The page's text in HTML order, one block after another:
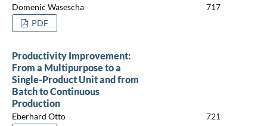
Domenic Wasescha
717
PDF
Productivity Improvement:
From a Multipurpose to a
Single-Product Unit and from
Batch to Continuous
Production
Eberhard Otto
721